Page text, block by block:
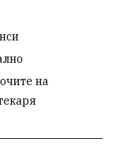
Концерт
на